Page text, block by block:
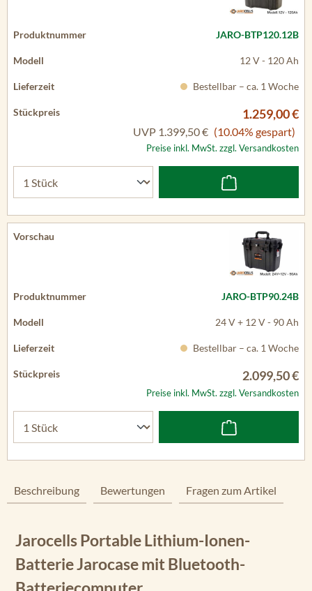
JARO-BTP120.12B
12 V - 120 Ah
Bestellbar – ca. 1 Woche
1.259,00 €
UVP 1.399,50 € (10.04% gespart)
Preise inkl. MwSt. zzgl. Versandkosten
JARO-BTP90.24B
24 V + 12 V - 90 Ah
Bestellbar – ca. 1 Woche
2.099,50 €
Preise inkl. MwSt. zzgl. Versandkosten
Beschreibung Bewertungen Fragen zum Artikel
Jarocells Portable Lithium-Ionen-
Batterie Jarocase mit Bluetooth-